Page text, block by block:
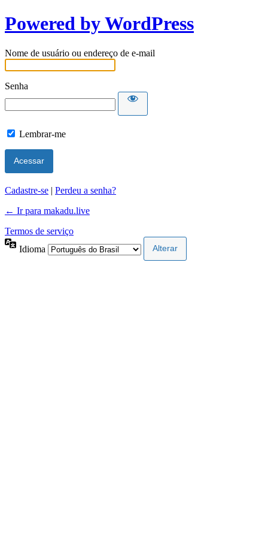
Powered by WordPress
Nome de usuário ou endereço de e-mail
Senha
Lembrar-me
Cadastre-se | Perdeu a senha?
← Ir para makadu.live
Termos de serviço
Idioma